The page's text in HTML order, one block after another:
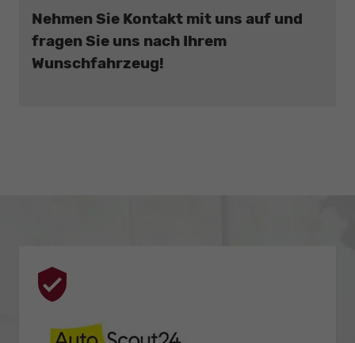
Nehmen Sie Kontakt mit uns auf und
fragen Sie uns nach Ihrem
Wunschfahrzeug!